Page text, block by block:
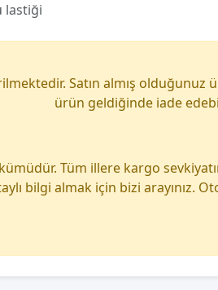
lastiği
Satın almış
ürün geldiğinde iade
Tüm illere kargo
bilgi almak için bizi arayınız.